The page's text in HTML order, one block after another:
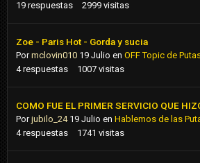
19 respuestas 2999 visitas
Zoe - Paris Hot - Gorda y sucia
Pormclovin010 19 Julio en OFF Topic de
4 respuestas 1007 visitas
COMO FUE EL PRIMER SERVICIO QUE
Porjubilo_24 19 Julio en Hablemos de las
4 respuestas 1741 visitas